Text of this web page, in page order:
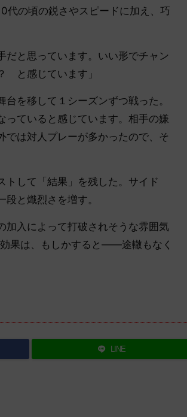
代の頃の鋭さやスピードに加え、巧
だと思っています。いい形でチャン
と感じています」
を移して１シーズンずつ戦った。
っていると感じています。相手の嫌
では対人プレーが多かったので、そ
して「結果」を残した。サイド
と熾烈さを増す。
入によって打破されそうな雰囲気
果は、もしかすると――途轍もなく
LINE